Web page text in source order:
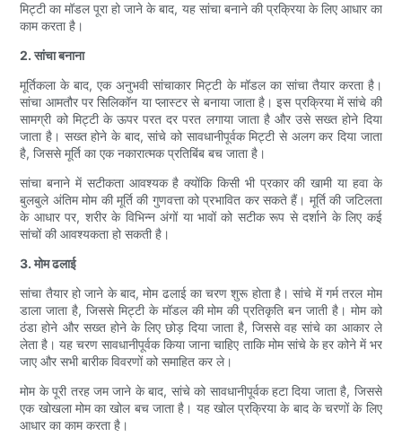
मिट्टी का मॉडल पूरा हो जाने के बाद, यह सांचा बनाने की प्रक्रिया के लिए आधार का
काम करता है।
2. सांचा बनाना
मूर्तिकला के बाद, एक अनुभवी सांचाकार मिट्टी के मॉडल का सांचा तैयार करता है।
सांचा आमतौर पर सिलिकॉन या प्लास्टर से बनाया जाता है। इस प्रक्रिया में सांचे की
सामग्री को मिट्टी के ऊपर परत दर परत लगाया जाता है और उसे सख्त होने दिया
जाता है। सख्त होने के बाद, सांचे को सावधानीपूर्वक मिट्टी से अलग कर दिया जाता
है, जिससे मूर्ति का एक नकारात्मक प्रतिबिंब बच जाता है।
सांचा बनाने में सटीकता आवश्यक है क्योंकि किसी भी प्रकार की खामी या हवा के
बुलबुले अंतिम मोम की मूर्ति की गुणवत्ता को प्रभावित कर सकते हैं। मूर्ति की जटिलता
के आधार पर, शरीर के विभिन्न अंगों या भावों को सटीक रूप से दर्शाने के लिए कई
सांचों की आवश्यकता हो सकती है।
3. मोम ढलाई
सांचा तैयार हो जाने के बाद, मोम ढलाई का चरण शुरू होता है। सांचे में गर्म तरल मोम
डाला जाता है, जिससे मिट्टी के मॉडल की मोम की प्रतिकृति बन जाती है। मोम को
ठंडा होने और सख्त होने के लिए छोड़ दिया जाता है, जिससे वह सांचे का आकार ले
लेता है। यह चरण सावधानीपूर्वक किया जाना चाहिए ताकि मोम सांचे के हर कोने में भर
जाए और सभी बारीक विवरणों को समाहित कर ले।
मोम के पूरी तरह जम जाने के बाद, सांचे को सावधानीपूर्वक हटा दिया जाता है, जिससे
एक खोखला मोम का खोल बच जाता है। यह खोल प्रक्रिया के बाद के चरणों के लिए
आधार का काम करता है।